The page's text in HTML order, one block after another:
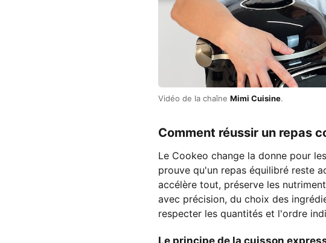
Vidéo de la chaîne Mimi Cuisine.
Comment réussir un repas
Le Cookeo change la donne pour
prouve qu'un repas équilibré reste
accélère tout, préserve les
avec précision, du choix des
respecter les quantités et l'ordre